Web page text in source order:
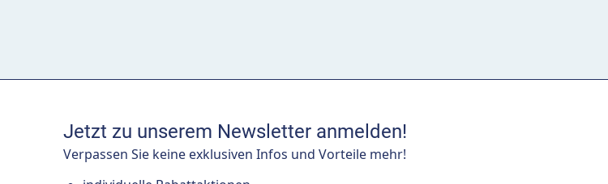
Jetzt zu unserem Newsletter anmelden!
Verpassen Sie keine exklusiven Infos und Vorteile mehr!